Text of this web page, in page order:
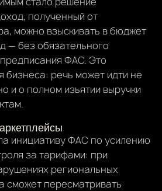
полученный от
можно взыскивать в бюджет
— без обязательного
ФАС. Это
бизнеса: речь может идти не
и о полном изъятии выручки
инициативу ФАС по усилению
за тарифами: при
региональных
сможет пересматривать